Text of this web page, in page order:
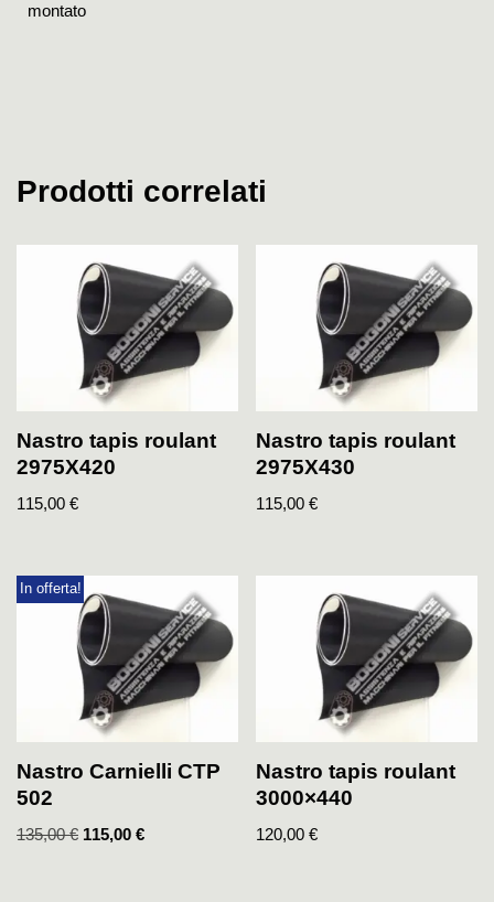
montato
Prodotti correlati
Nastro tapis roulant
2975X420
115,00 €
Nastro tapis roulant
2975X430
115,00€
In offerta!
Nastro Carnielli CTP
502
135,00€ 115,00 €
Nastro tapis roulant
3000×440
120,00€